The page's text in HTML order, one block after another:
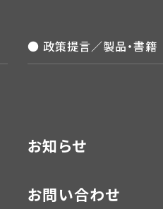
● 政策提言／製品・書籍
お知らせ
お問い合わせ